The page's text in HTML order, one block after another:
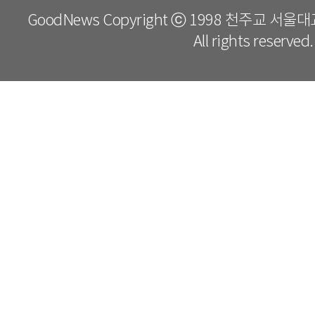
GoodNews Copyright ⓒ 1998 천주교 서울대
All rights reserved.